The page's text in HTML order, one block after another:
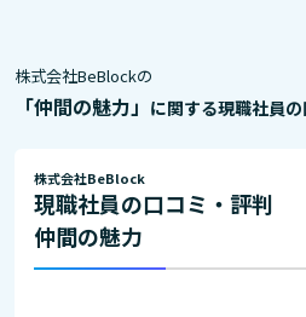
株式会社BeBlockの
「仲間の魅力」 に関する現職社員
株式会社BeBlock
現職社員の口コミ・評判
仲間の魅力